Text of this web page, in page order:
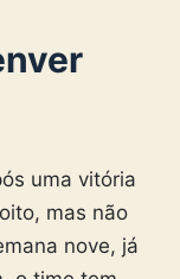
uma vitória
mas não
nove, já